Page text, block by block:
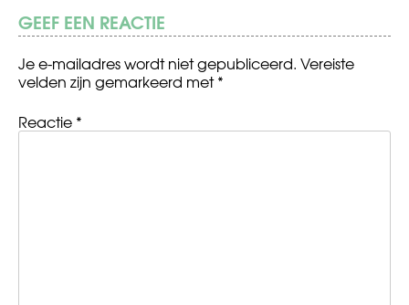
GEEF EEN REACTIE
Je e-mailadres wordt niet gepubliceerd. Vereiste
velden zijn gemarkeerd met*
Reactie *